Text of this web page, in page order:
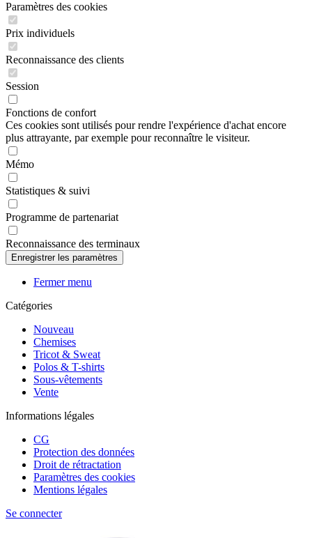
Paramètres des cookies
Prix individuels
Reconnaissance des clients
Session
Fonctions de confort
Ces cookies sont utilisés pour rendre l'expérience d'achat encore
plus attrayante, par exemple pour reconnaître le visiteur.
Mémo
Statistiques & suivi
Programme de partenariat
Reconnaissance des terminaux
Fermer menu
Catégories
Nouveau
Chemises
Tricot & Sweat
Polos & T-shirts
Sous-vêtements
Vente
Informations légales
CG
Protection des données
Droit de rétractation
Paramètres des cookies
Mentions légales
Se connecter